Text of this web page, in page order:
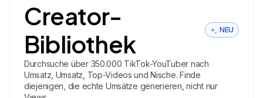
Creator-
Bibliothek
NEU
Durchsuche über 350.000 TikTok-YouTuber nach
Umsatz, Umsatz, Top-Videos und Nische. Finde
diejenigen, die echte Umsätze generieren, nicht nur